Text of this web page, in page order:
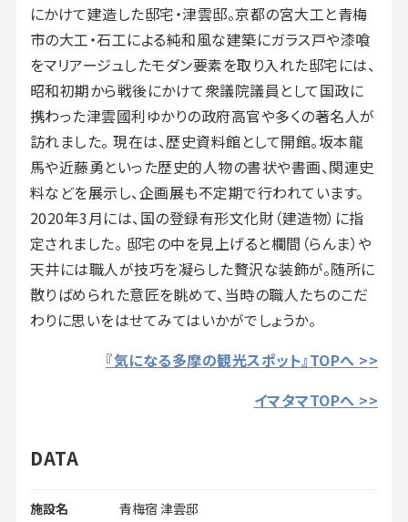
にかけて建造した邸宅・津雲邸。京都の宮大工と青梅
市の大工・石工による純和風な建築にガラス戸や漆喰
をマリアージュしたモダン要素を取り入れた邸宅には、
昭和初期から戦後にかけて衆議院議員として国政に
携わった津雲國利ゆかりの政府高官や多くの著名人が
訪れました。 現在は、歴史資料館として開館。坂本龍
馬や近藤勇といった歴史的人物の書状や書画、関連史
料などを展示し、企画展も不定期で行われています。
2020年3月には、国の登録有形文化財（建造物）に指
定されました。 邸宅の中を見上げると欄間（らんま）や
天井には職人が技巧を凝らした贅沢な装飾が。随所に
散りばめられた意匠を眺めて、当時の職人たちのこだ
わりに思いをはせてみてはいかがでしょうか。
『気になる多摩の観光スポット』TOPへ >>
イマタマTOPへ >>
DATA
施設名 青梅宿 津雲邸